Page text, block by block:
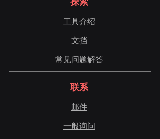
工具介绍
文挡
常见问题解答
联系
邮件
一般询问